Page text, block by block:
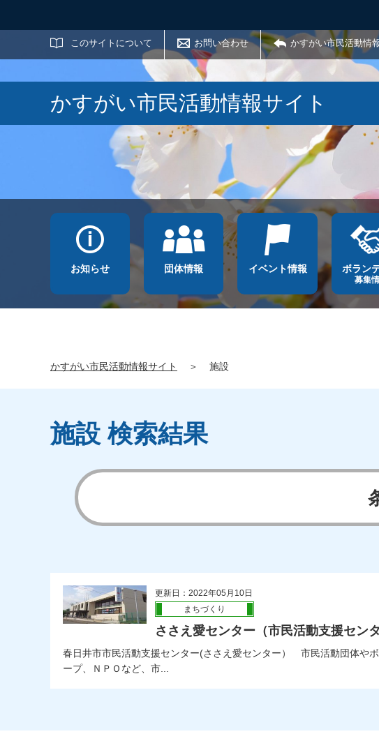
このサイトについて お問い合わせ かすがい市民活動情
サイト内検索
かすがい市民活動情報サイト
お知らせ 団体情報 イベント情報 ボラン
募集
かすがい市民活動情報サイト ＞ 施設
施設 検索結果
更新日：2022年05月10日
まちづくり
ささえ愛センター（市民活動支援センタ
春日井市市民活動支援センター(ささえ愛センター） 市民活動団体や
ープ、ＮＰＯなど、市...